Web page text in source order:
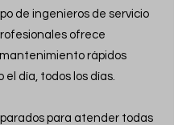
de ingenieros de servicio
ofrece
rápidos
día, todos los días.
para atender todas